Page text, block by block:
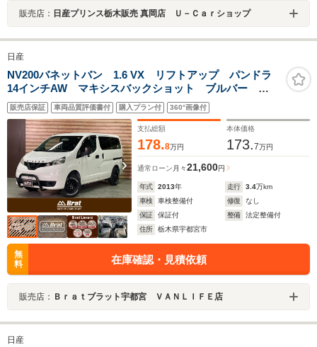
販売店： 日産プリンス栃木販売 真岡店 Ｕ－Ｃａｒショップ
日産
NV200バネットバン 1.6 VX リフトアップ パンドラ
14インチAW マキシスバックショット ブルバー
NISSANエンブレム Vモーショングリル フロントカメ
ラ フロアパネル 純正オーディオ/フロアマット/ドアバ
イザー 前席PW
販売店保証 車両品質評価書付 購入プラン付 360°画像付
支払総額
178.8万円
本体価格
173.7万円
通常ローン 月々21,600円
年式 2013年 走行 3.4万km
車検
車検整備付 修復
なし
保証
保証付 整備
法定整備付
住所
栃木県宇都宮市
無
料
在庫確認・見積依頼
販売店： Ｂｒａｔブラット宇都宮 ＶＡＮＬＩＦＥ店
日産